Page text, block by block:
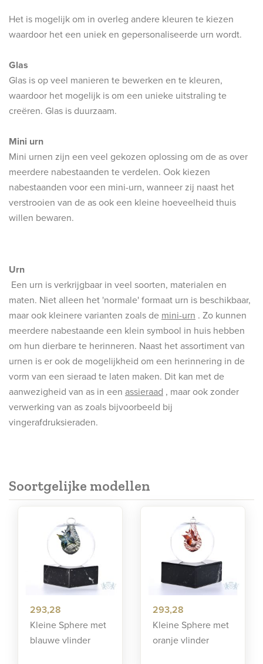
Het is mogelijk om in overleg andere kleuren te kiezen
waardoor het een uniek en gepersonaliseerde urn wordt.
Glas
Glas is op veel manieren te bewerken en te kleuren,
waardoor het mogelijk is om een unieke uitstraling te
creëren. Glas is duurzaam.
Mini urn
Mini urnen zijn een veel gekozen oplossing om de as over
meerdere nabestaanden te verdelen. Ook kiezen
nabestaanden voor een mini-urn, wanneer zij naast het
verstrooien van de as ook een kleine hoeveelheid thuis
willen bewaren.
Urn
Een urn is verkrijgbaar in veel soorten, materialen en
maten. Niet alleen het 'normale' formaat urn is beschikbaar,
maar ook kleinere varianten zoals de mini-urn . Zo kunnen
meerdere nabestaande een klein symbool in huis hebben
om hun dierbare te herinneren. Naast het assortiment van
urnen is er ook de mogelijkheid om een herinnering in de
vorm van een sieraad te laten maken. Dit kan met de
aanwezigheid van as in een assieraad , maar ook zonder
verwerking van as zoals bijvoorbeeld bij
vingerafdruksieraden.
Soortgelijke modellen
293,28
Kleine Sphere met
blauwe vlinder
293,28
Kleine Sphere met
oranje vlinder